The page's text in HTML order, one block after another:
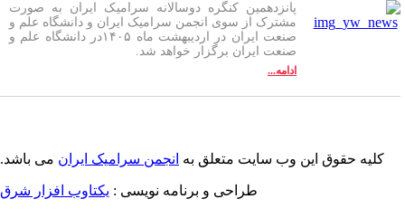
پانزدهمین کنگره دوسالانه سرامیک ایران به صورت
مشترک از سوی انجمن سرامیک ایران و دانشگاه علم و
صنعت ایران در اردیبهشت ماه ۱۴۰۵در دانشگاه علم و
صنعت ایران برگزار خواهد شد.
ادامه...
کلیه حقوق این وب سایت متعلق بهانجمن سرامیک ایرانمی باشد.
طراحی و برنامه نویسی : یکتاوب افزار شرق